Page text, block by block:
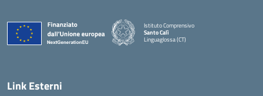
Istituto Comprensivo
Santo Calì
Linguaglossa (CT)
— Visita la pagina iniziale della scuola
Link Esterni